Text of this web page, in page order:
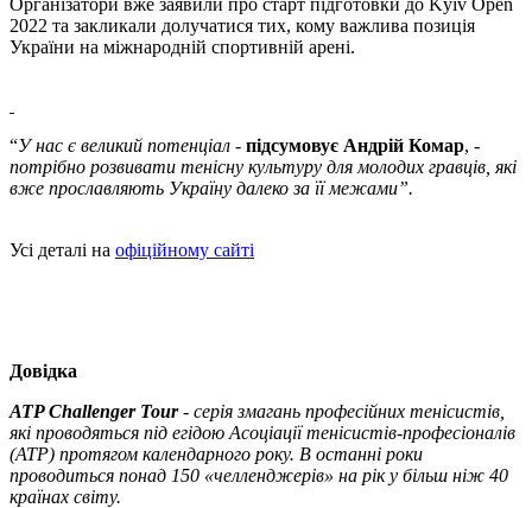
2022 та закликали долучатися тих, кому важлива позиція
України на міжнародній спортивній арені.
“У нас є великий потенціал - підсумовує Андрій Комар, -
потрібно розвивати тенісну культуру для молодих гравців, які
вже прославляють Україну далеко за її межами”.
Усі деталі на офіційному сайті
Довідка
ATP Challenger Tour- серія змагань професійних тенісистів,
які проводяться під егідою Асоціації тенісистів-професіоналів
(АТР) протягом календарного року. В останні роки
проводиться понад 150 «челленджерів» на рік у більш ніж 40
країнах світу.